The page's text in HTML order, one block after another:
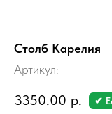
Столб Карелия
Артикул:
3350.00 р. ✔